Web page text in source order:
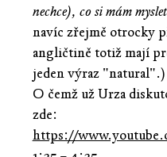
nechce), co si mám
navíc zřejmě otrocky
angličtině totiž mají
jeden výraz "natural".)
O čemž už Urza
zde:
https://